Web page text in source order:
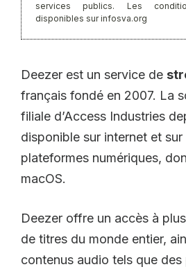
services publics. Les
disponibles sur infosva.org
Deezer est un service de
français fondé en 2007. La
filiale d’Access Industries
disponible sur internet et
plateformes numériques,
macOS.
Deezer offre un accès à
de titres du monde entier,
contenus audio tels que des